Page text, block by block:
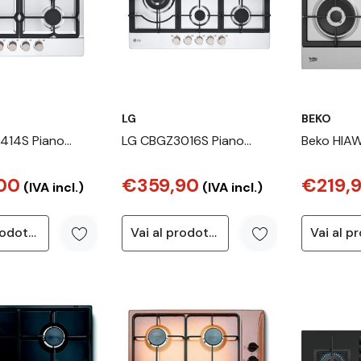
Piano
Griglie
(IVA incl.)
Vai al prodotto
LG
LG CBGZ3016S Piano
11,5kW, 5 bruciatori, Griglie
€359,90 (IVA incl.)
Vai al prodotto
BEKO
Beko